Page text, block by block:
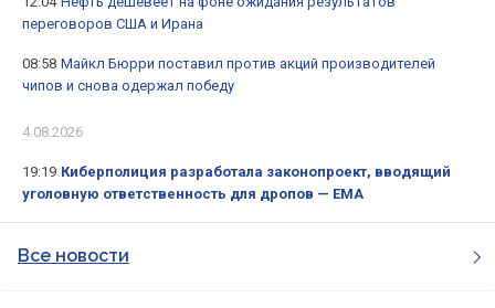
переговоров США и Ирана
08:58 Майкл Бюрри поставил против акций производителей
чипов и снова одержал победу
4.08.2026
19:19 Киберполиция разработала законопроект, вводящий
уголовную ответственность для дропов — ЕМА
Все новости